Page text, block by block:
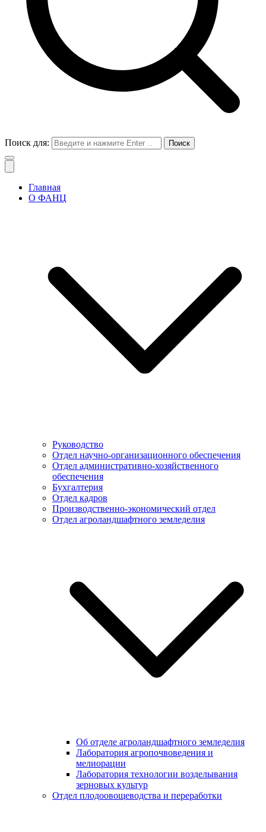
Поиск для:
Главная
О ФАНЦ
Руководство
Отдел научно-организационного обеспечения
Отдел административно-хозяйственного
обеспечения
Бухгалтерия
Отдел кадров
Производственно-экономический отдел
Отдел агроландшафтного земледелия
Об отделе агроландшафтного земледелия
Лаборатория агропочвоведения и
мелиорации
Лаборатория технологии возделывания
зерновых культур
Отдел плодоовощеводства и переработки